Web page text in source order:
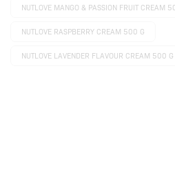
NUTLOVE MANGO & PASSION FRUIT CREAM
NUTLOVE RASPBERRY CREAM 500 G
NUTLOVE LAVENDER FLAVOUR CREAM 500 G